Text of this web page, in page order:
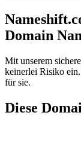
Domain
Mit unserem
keinerlei Risiko
für sie.
Diese